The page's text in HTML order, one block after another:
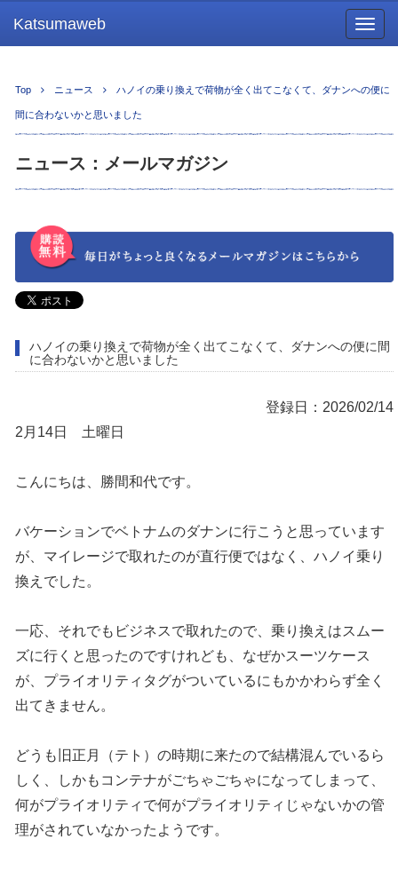
Katsumaweb
Top ニュース ハノイの乗り換えで荷物が全く出てこなくて、ダナンへの便に
間に合わないかと思いました
ニュース：メールマガジン
ハノイの乗り換えで荷物が全く出てこなくて、ダナンへの便に間
に合わないかと思いました
登録日：2026/02/14
2月14日 土曜日
こんにちは、勝間和代です。
バケーションでベトナムのダナンに行こうと思っています
が、マイレージで取れたのが直行便ではなく、ハノイ乗り
換えでした。
一応、それでもビジネスで取れたので、乗り換えはスムー
ズに行くと思ったのですけれども、なぜかスーツケース
が、プライオリティタグがついているにもかかわらず全く
出てきません。
どうも旧正月（テト）の時期に来たので結構混んでいるら
しく、しかもコンテナがごちゃごちゃになってしまって、
何がプライオリティで何がプライオリティじゃないかの管
理がされていなかったようです。